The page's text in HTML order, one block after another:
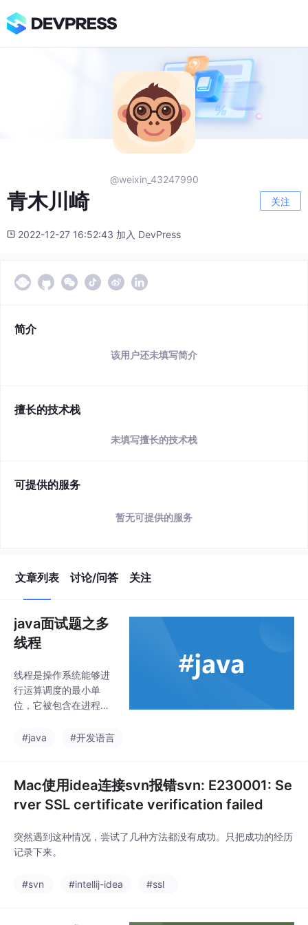
@weixin_43247990
青木川崎 关注
2022-12-27 16:52:43 加入 DevPress
简介
该用户还未填写简介
擅长的技术栈
未填写擅长的技术栈
可提供的服务
暂无可提供的服务
文章列表 讨论/问答 关注
java面试题之多
线程
线程是操作系统能够进
⾏运算调度的最⼩单
位，它被包含在进程之
作单位，可以使⽤多线
⼀个任务要100毫秒，
那么⽤⼗个线程完成改
任务只需10毫秒线程安
采⽤了加锁机制，当⼀
个线程访问该类的某个
他线程不能进⾏访问，
#java #开发语言
Mac使用idea连接svn报错svn: E230001: Se
rver SSL certificate verification failed
突然遇到这种情况，尝试了几种方法都没有成功。只把成功的经历
记录下来。
#svn #intellij-idea #ssl